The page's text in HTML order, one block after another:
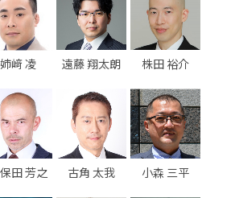
姉﨑 凌 遠藤 翔太朗 株田 裕介
田 芳之 古角 太我 小森 三平